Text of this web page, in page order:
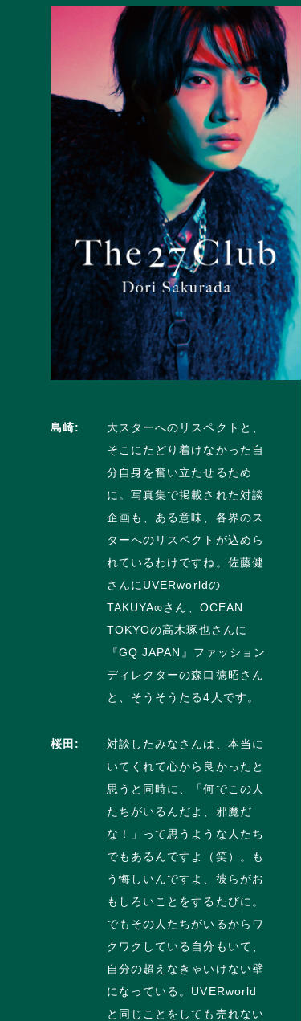
島崎:
大スターへのリスペクトと、
そこにたどり着けなかった自
分自身を奮い立たせるため
に。写真集で掲載された対談
企画も、ある意味、各界のス
ターへのリスペクトが込めら
れているわけですね。佐藤健
さんにUVERworldの
TAKUYA∞さん、OCEAN
TOKYOの高木琢也さんに
『GQ JAPAN』ファッション
ディレクターの森口徳昭さん
と、そうそうたる4人です。
桜田:
対談したみなさんは、本当に
いてくれて心から良かったと
思うと同時に、「何でこの人
たちがいるんだよ、邪魔だ
な！」って思うような人たち
でもあるんですよ（笑）。も
う悔しいんですよ、彼らがお
もしろいことをするたびに。
でもその人たちがいるからワ
クワクしている自分もいて、
自分の超えなきゃいけない壁
になっている。UVERworld
と同じことをしても売れない